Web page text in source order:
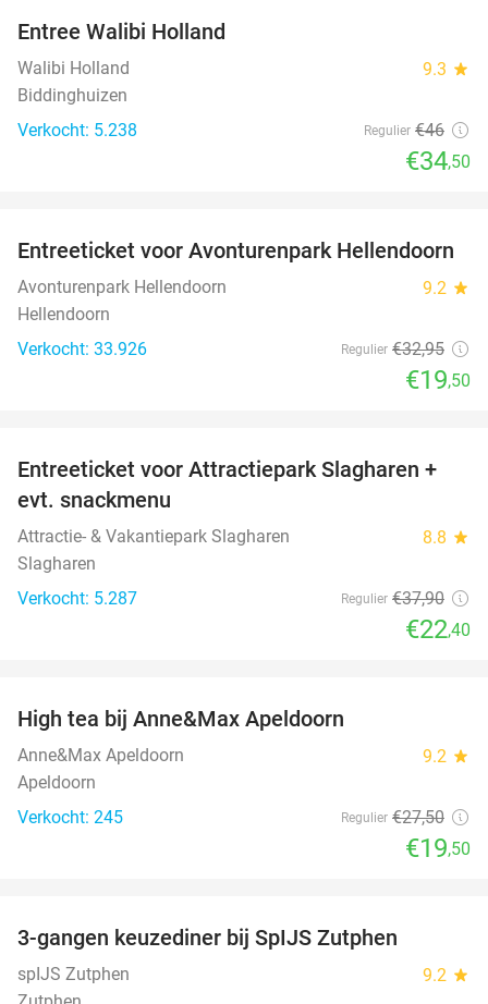
Entree Walibi Holland
Walibi Holland 9.3 star
Biddinghuizen
Verkocht: 5.238
Regulier €46
€34,50
41%
Entreeticket voor Avonturenpark Hellendoorn
Avonturenpark Hellendoorn 9.2 star
Hellendoorn
Verkocht: 33.926
Regulier €32,95
€19,50
41%
Entreeticket voor Attractiepark Slagharen +
evt. snackmenu
Attractie- & Vakantiepark Slagharen 8.8 star
Slagharen
Verkocht: 5.287
Regulier €37,90
€22,40
High tea bij Anne&Max Apeldoorn
Anne&Max Apeldoorn 9.2 star
Apeldoorn
Verkocht: 245
Regulier €27,50
€19,50
3-gangen keuzediner bij SpIJS Zutphen
spIJS Zutphen 9.2 star